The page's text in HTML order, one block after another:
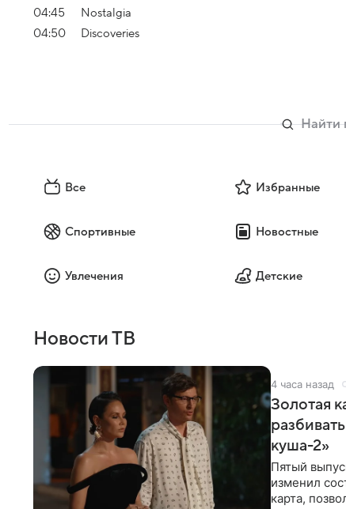
04:45
Nostalgia
04:50
Discoveries
Все Избранные
Спортивные Новостные
Увлечения Детские
Новости ТВ
4 часа назад
Золотая
куша-2»
Пятый
изменил
карта,